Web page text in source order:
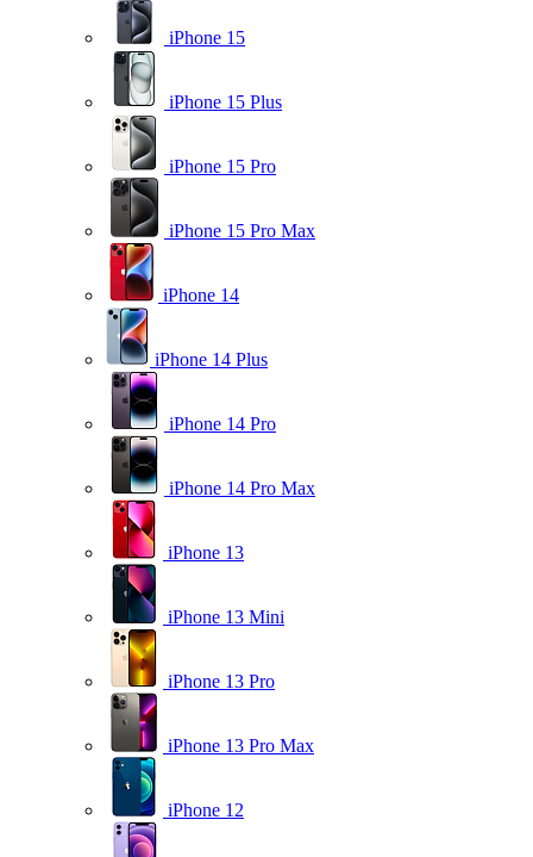
iPhone 15
iPhone 15 Plus
iPhone 15 Pro
iPhone 15 Pro Max
iPhone 14
iPhone 14 Plus
iPhone 14 Pro
iPhone 14 Pro Max
iPhone 13
iPhone 13 Mini
iPhone 13 Pro
iPhone 13 Pro Max
iPhone 12